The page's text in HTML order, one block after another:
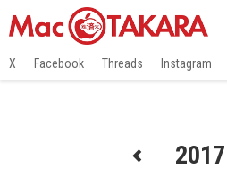
X Facebook Threads Instagram
2017